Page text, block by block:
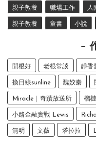
親子教養 職場工作 人
親子教養 童書 小說
開根好 老根常談 靜香
換日線sunline 魏妏秦
Miracle｜奇蹟放送所 榴槤
小路金融實戰 Lewis
無明 文薇 塔拉拉